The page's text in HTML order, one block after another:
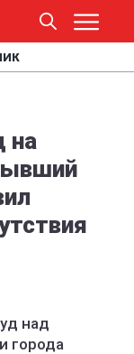
на
над
города